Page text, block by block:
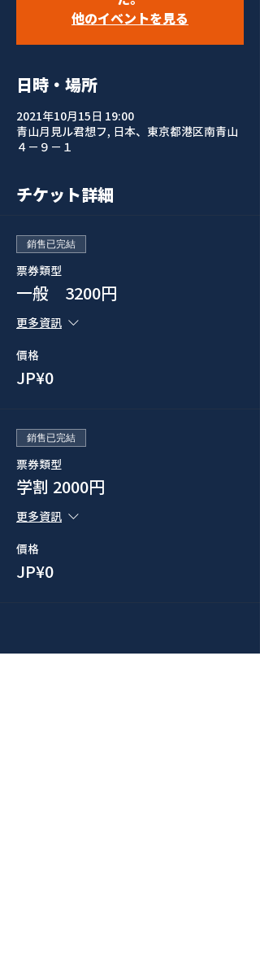
他のイベントを見る
日時・場所
2021年10月15日 19:00
青山月見ル君想フ, 日本、東京都港区南青山
４−９−１
チケット詳細
銷售已完結
票券類型
一般 3200円
更多資訊
價格
JP¥0
銷售已完結
票券類型
学割 2000円
更多資訊
價格
JP¥0